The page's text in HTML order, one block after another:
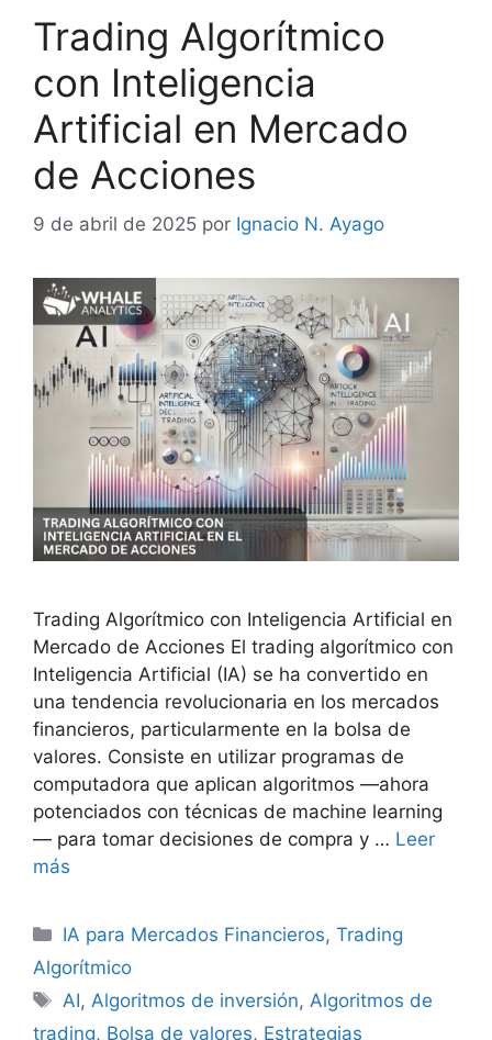
Trading Algorítmico
con Inteligencia
Artificial en Mercado
de Acciones
9 de abril de 2025 por Ignacio N. Ayago
Trading Algorítmico con Inteligencia Artificial en
Mercado de Acciones El trading algorítmico con
Inteligencia Artificial (IA) se ha convertido en
una tendencia revolucionaria en los mercados
financieros, particularmente en la bolsa de
valores. Consiste en utilizar programas de
computadora que aplican algoritmos —ahora
potenciados con técnicas de machine learning
— para tomar decisiones de compra y … Leer
más
Categorías
IA para Mercados Financieros,Trading
Algorítmico
Etiquetas
AI, Algoritmos de inversión, Algoritmos de
trading, Bolsa de valores, Estrategias